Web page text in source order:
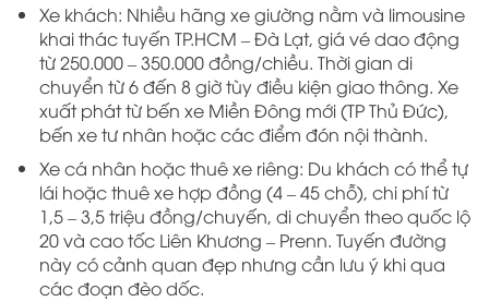
Xe khách: Nhiều hãng xe giường nằm và limousine
khai thác tuyến TP.HCM – Đà Lạt, giá vé dao động
từ 250.000 – 350.000 đồng/chiều. Thời gian di
chuyển từ 6 đến 8 giờ tùy điều kiện giao thông. Xe
xuất phát từ bến xe Miền Đông mới (TP Thủ Đức),
bến xe tư nhân hoặc các điểm đón nội thành.
Xe cá nhân hoặc thuê xe riêng: Du khách có thể tự
lái hoặc thuê xe hợp đồng (4 – 45 chỗ), chi phí từ
1,5 – 3,5 triệu đồng/chuyến, di chuyển theo quốc lộ
20 và cao tốc Liên Khương – Prenn. Tuyến đường
này có cảnh quan đẹp nhưng cần lưu ý khi qua
các đoạn đèo dốc.